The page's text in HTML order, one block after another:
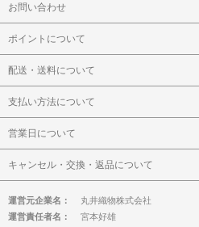
お問い合わせ
ポイントについて
配送・送料について
支払い方法について
営業日について
キャンセル・交換・返品について
運営元企業名：
丸井織物株式会社
運営責任者名：
宮本好雄